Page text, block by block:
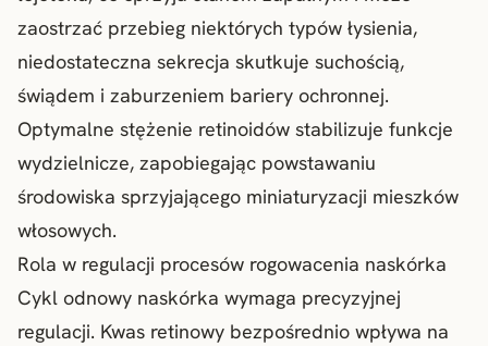
zaostrzać przebieg niektórych typów łysienia,
niedostateczna sekrecja skutkuje suchością,
świądem i zaburzeniem bariery ochronnej.
Optymalne stężenie retinoidów stabilizuje funkcje
wydzielnicze, zapobiegając powstawaniu
środowiska sprzyjającego miniaturyzacji mieszków
włosowych.
Rola w regulacji procesów rogowacenia naskórka
Cykl odnowy naskórka wymaga precyzyjnej
regulacji. Kwas retinowy bezpośrednio wpływa na